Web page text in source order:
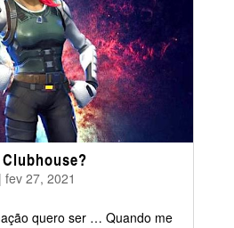
| fev 27, 2021
quero ser … Quando me